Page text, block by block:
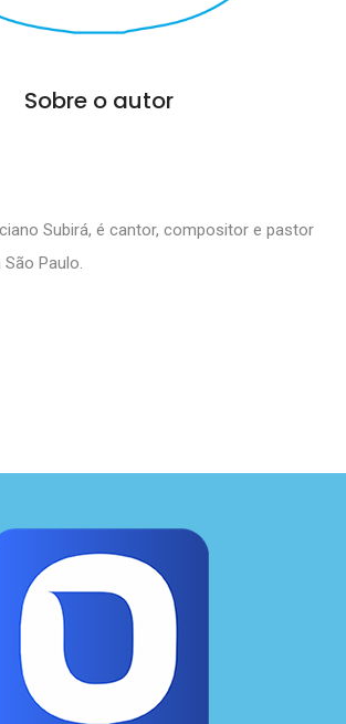
Sobre o autor
Subirá, é cantor, compositor e pastor
Paulo.